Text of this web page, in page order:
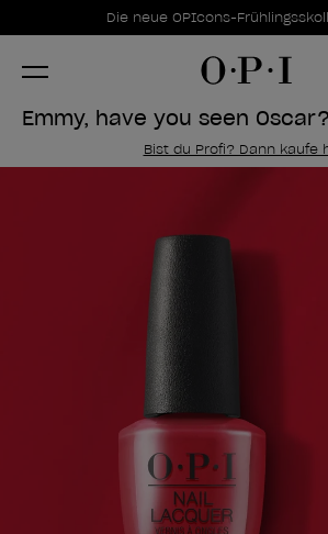
Sonderangebote
Die neue OPIcons-
Item 1 of 1
Emmy, have you seen Oscar?
Bist du Profi? Dann kaufe